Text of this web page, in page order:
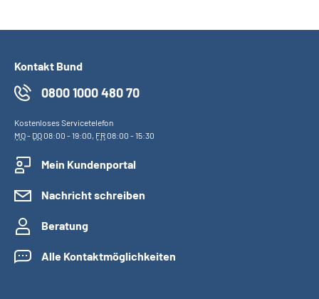
Kontakt Bund
0800 1000 480 70
Kostenloses Servicetelefon
MO- DO08:00 - 19:00, FR08:00 - 15:30
Mein Kundenportal
Nachricht schreiben
Beratung
Alle Kontaktmöglichkeiten